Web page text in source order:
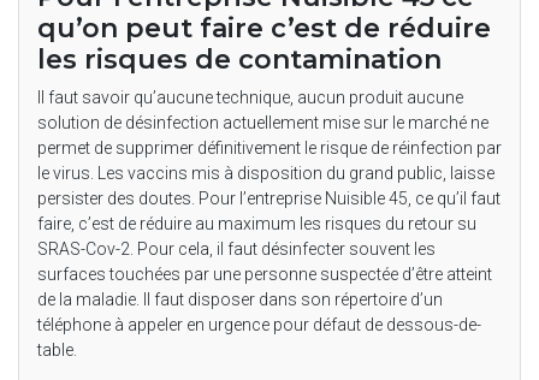
qu’on peut faire c’est de réduire
les risques de contamination
Il faut savoir qu’aucune technique, aucun produit aucune
solution de désinfection actuellement mise sur le marché ne
permet de supprimer définitivement le risque de réinfection par
le virus. Les vaccins mis à disposition du grand public, laisse
persister des doutes. Pour l’entreprise Nuisible 45, ce qu’il faut
faire, c’est de réduire au maximum les risques du retour su
SRAS-Cov-2. Pour cela, il faut désinfecter souvent les
surfaces touchées par une personne suspectée d’être atteint
de la maladie. Il faut disposer dans son répertoire d’un
téléphone à appeler en urgence pour défaut de dessous-de-
table.